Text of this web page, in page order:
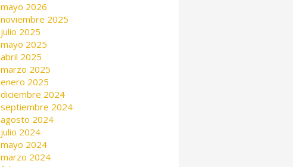
mayo 2026
noviembre 2025
julio 2025
mayo 2025
abril 2025
marzo 2025
enero 2025
diciembre 2024
septiembre 2024
agosto 2024
julio 2024
mayo 2024
marzo 2024